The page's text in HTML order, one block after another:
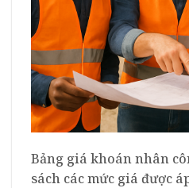
Bảng giá khoán nhân
sách các mức giá được